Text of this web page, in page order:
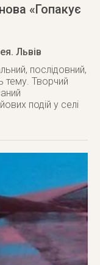
«Гопакує
Львів
послідовний,
тему. Творчий
подій у селі